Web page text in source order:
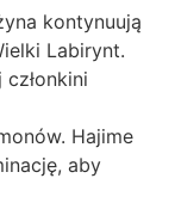
kontynuują
Labirynt.
Hajime
aby